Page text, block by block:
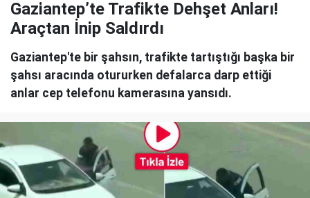
Gaziantep’te Trafikte Dehşet Anları!
Araçtan İnip Saldırdı
Gaziantep'te bir şahsın, trafikte tartıştığı başka bir
şahsı aracında otururken defalarca darp ettiği
anlar cep telefonu kamerasına yansıdı.